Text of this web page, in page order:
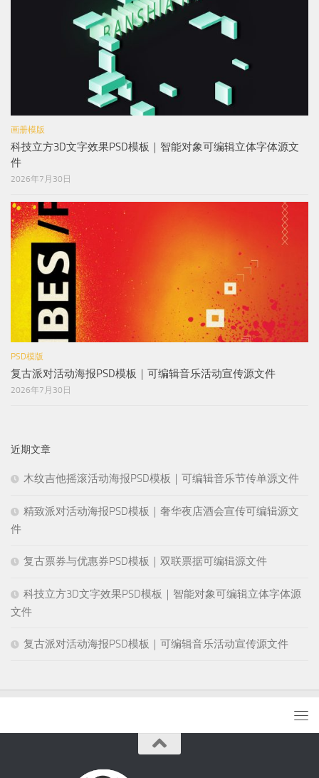
画册模版
科技立方3D文字效果PSD模板｜智能对象可编辑立体字体源文
件
2026年7月30日
PSD模版
复古派对活动海报PSD模板｜可编辑音乐活动宣传源文件
2026年7月30日
近期文章
木纹吉他摇滚活动海报PSD模板｜可编辑音乐节传单源文件
精致派对活动海报PSD模板｜奢华夜店酒会宣传可编辑源文
件
复古票券与优惠券PSD模板｜双联票据可编辑源文件
科技立方3D文字效果PSD模板｜智能对象可编辑立体字体源
文件
复古派对活动海报PSD模板｜可编辑音乐活动宣传源文件